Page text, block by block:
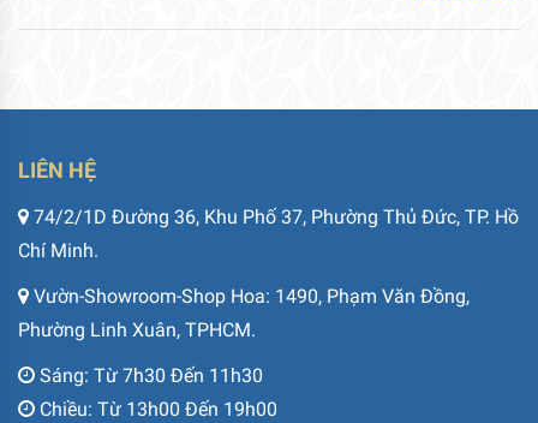
LIÊN HỆ
74/2/1D Đường 36, Khu Phố 37, Phường Thủ Đức, TP. Hồ
Chí Minh.
Vườn-Showroom-Shop Hoa: 1490, Phạm Văn Đồng,
Phường Linh Xuân, TPHCM.
Sáng: Từ 7h30 Đến 11h30
Chiều: Từ 13h00 Đến 19h00